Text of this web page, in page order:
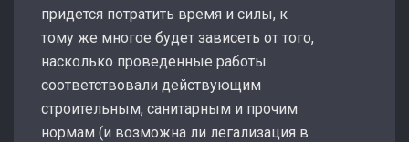
придется потратить время и силы, к
тому же многое будет зависеть от того,
насколько проведенные работы
соответствовали действующим
строительным, санитарным и прочим
нормам (и возможна ли легализация в